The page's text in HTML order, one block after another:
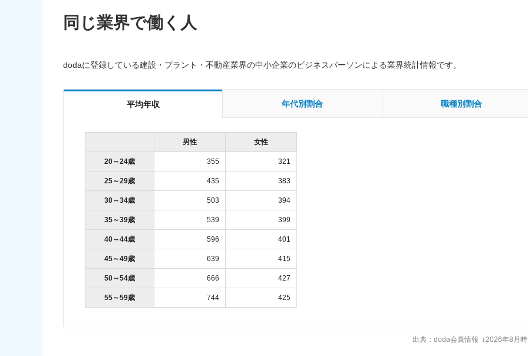
同じ業界で働く人
dodaに登録している建設・プラント・不動産業界の中小企業のビジネスパーソンによる業界統計情報です。
平均年収 年代別割合 職種別割合
男性 女性
20～24歳 355 321
25～29歳 435 383
30～34歳 503 394
35～39歳 539 399
40～44歳 596 401
45～49歳 639 415
50～54歳 666 427
55～59歳 744 425
出典：doda会員情報（2026年8月